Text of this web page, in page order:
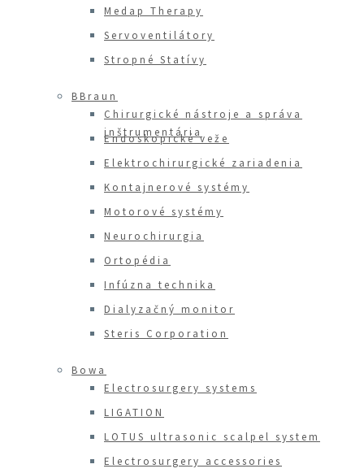
Medap Therapy
Servoventilátory
Stropné Statívy
BBraun
Chirurgické nástroje a správa
inštrumentária
Endoskopické veže
Elektrochirurgické zariadenia
Kontajnerové systémy
Motorové systémy
Neurochirurgia
Ortopédia
Infúzna technika
Dialyzačný monitor
Steris Corporation
Bowa
Electrosurgery systems
LIGATION
LOTUS ultrasonic scalpel system
Electrosurgery accessories